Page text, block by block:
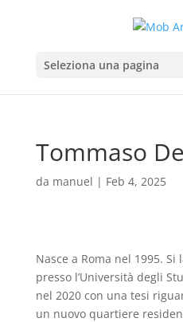
Seleziona una pagina
Tommaso
da manuel | Feb 4, 2025
Nasce a Roma nel 1995.
presso l’Università degli
nel 2020 con una tesi
un nuovo quartiere